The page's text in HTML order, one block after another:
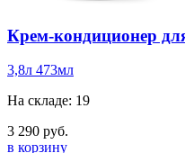
Крем-кондиционер
3,8л 473мл
На складе: 19
3 290 руб.
в корзину